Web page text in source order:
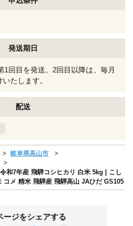
発送期日
1回目を発送。2回目以降は、毎月
たします。
配送
岐阜県高山市
和7年産 飛騨コシヒカリ 白米 5kg | こし
コメ 精米 飛騨産 飛騨高山 JAひだ GS105
ージをシェアする